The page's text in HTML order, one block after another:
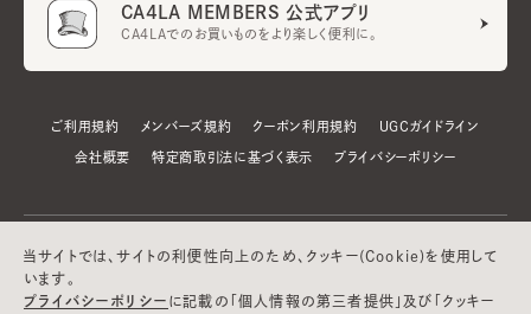
CA4LA MEMBERS 公式アプリ
CA4LAでのお買いものをより楽しく便利に。
ご利用規約 メンバーズ規約 クーポン利用規約 UGCガイドライン
会社概要 特定商取引法に基づく表示 プライバシーポリシー
当サイトでは、サイトの利便性向上のため、クッキー(Cookie)を使用して
います。
プライバシーポリシー に記載の「個人情報の第三者提供」及び「クッキー